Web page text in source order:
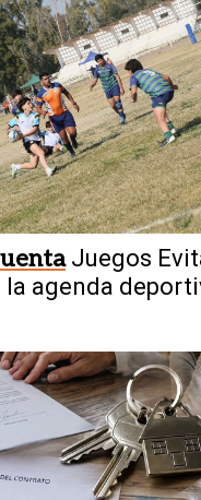
Asnicar confesó
a Carlos Tévez:
Juegos
la agenda